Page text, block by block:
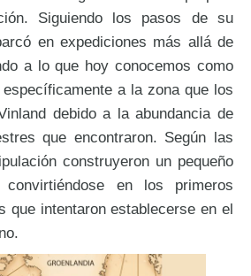
Siguiendo los pasos de su
en expediciones más allá de
a lo que hoy conocemos como
a la zona que los
debido a la abundancia de
que encontraron. Según las
construyeron un pequeño
convirtiéndose en los primeros
que intentaron establecerse en el